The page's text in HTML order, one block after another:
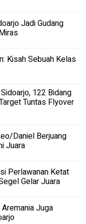
Jadi Gudang
Kisah Sebuah Kelas
122 Bidang
Tuntas Flyover
Daniel Berjuang
Juara
Perlawanan Ketat
Gelar Juara
Juga